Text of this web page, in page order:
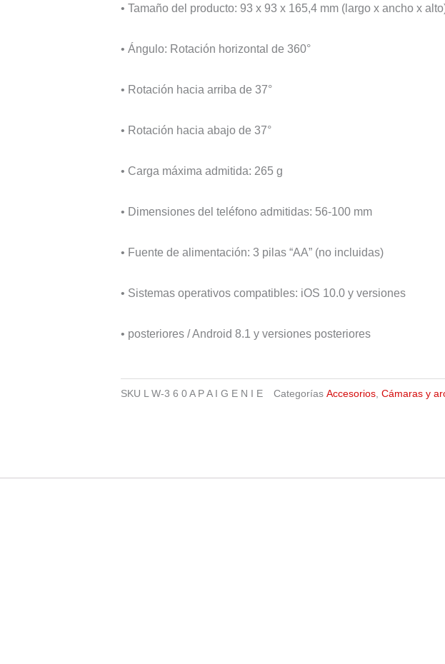
• Tamaño del producto: 93 x 93 x 165,4 mm (largo x ancho x
• Ángulo: Rotación horizontal de 360°
• Rotación hacia arriba de 37°
• Rotación hacia abajo de 37°
• Carga máxima admitida: 265 g
• Dimensiones del teléfono admitidas: 56-100 mm
• Fuente de alimentación: 3 pilas “AA” (no incluidas)
• Sistemas operativos compatibles: iOS 10.0 y versiones
• posteriores / Android 8.1 y versiones posteriores
SKU L W-3 6 0 A P A I G E N I E Categorías Accesorios Cámaras y